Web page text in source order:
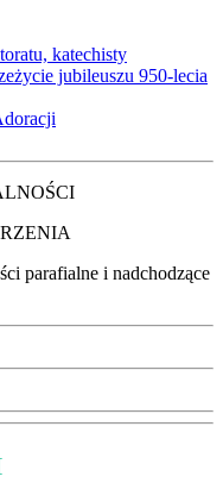
katechisty
jubileuszu 950-lecia
parafialne i nadchodzące